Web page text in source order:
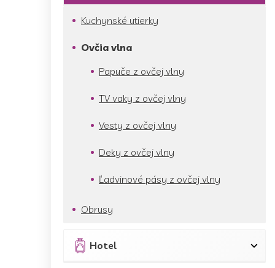
Kuchynské utierky
Ovčia vlna
Papuče z ovčej vlny
TV vaky z ovčej vlny
Vesty z ovčej vlny
Deky z ovčej vlny
Ľadvinové pásy z ovčej vlny
Obrusy
Hotel